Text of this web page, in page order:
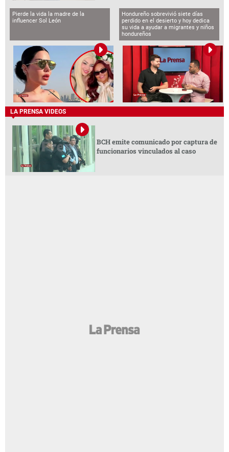
Pierde la vida la madre de la
influencer Sol León
Hondureño sobrevivió siete días
perdido en el desierto y hoy dedica
su vida a ayudar a migrantes y niños
hondureños
LA PRENSA VIDEOS
BCH emite comunicado por captura de
funcionarios vinculados al caso